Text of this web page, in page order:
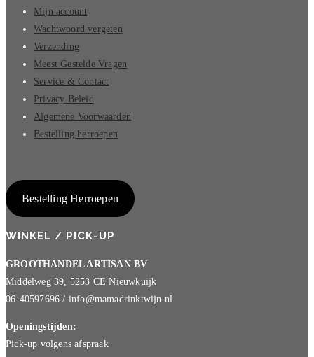
Mijn account
Wachtwoord vergeten
Verzending
Meest Gestelde Vragen
Service & Contact
Privacy Beleid
Algemene Voorwaarden
Bestelling herroepen
Bestelling Herroepen
WINKEL / PICK-UP
GROOTHANDEL ARTISAN BV
Middelweg 39, 5253 CE Nieuwkuijk
06-40597696 / info@mamadrinktwijn.nl
Openingstijden:
Pick-up volgens afspraak